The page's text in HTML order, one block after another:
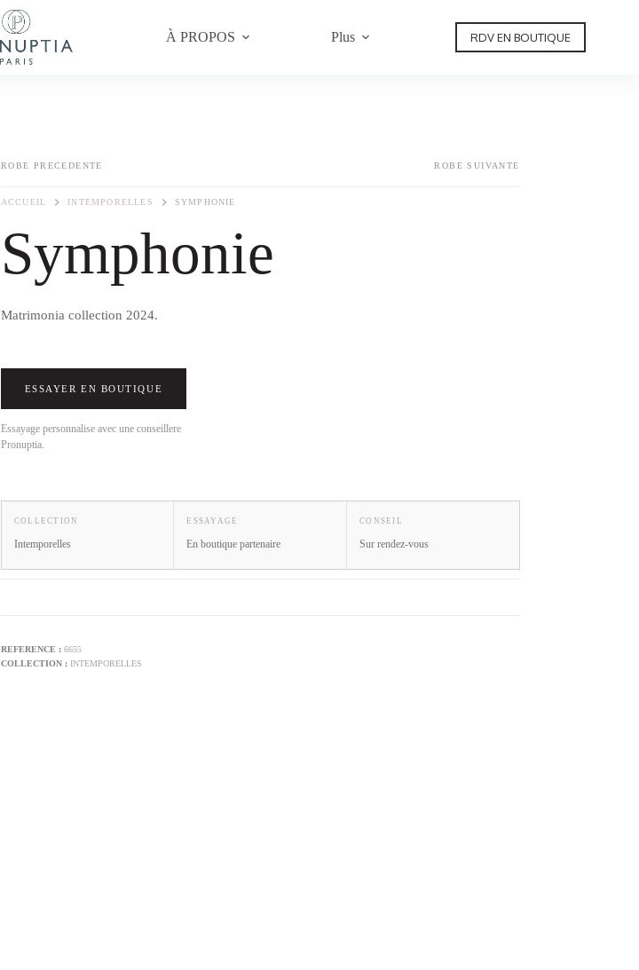
À PROPOS Plus RDV EN BOUTIQUE
ROBE PRECEDENTE ROBE SUIVANTE
ACCUEIL INTEMPORELLES SYMPHONIE
Symphonie
Matrimonia collection 2024.
ESSAYER EN BOUTIQUE
Essayage personnalise avec une conseillere
Pronuptia.
COLLECTION
Intemporelles
ESSAYAGE
En boutique partenaire
CONSEIL
Sur rendez-vous
6655
INTEMPORELLES